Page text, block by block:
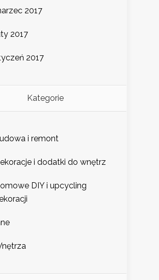
2017
2017
2017
Kategorie
i remont
i dodatki do wnętrz
DIY i upcycling